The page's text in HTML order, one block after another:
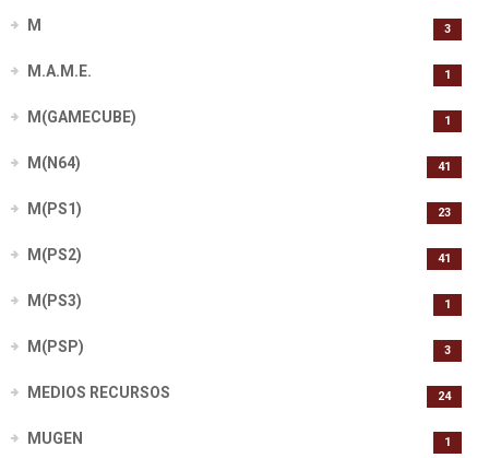
M 3
M.A.M.E. 1
M(GAMECUBE) 1
M(N64) 41
M(PS1) 23
M(PS2) 41
M(PS3) 1
M(PSP) 3
MEDIOS RECURSOS 24
MUGEN 1